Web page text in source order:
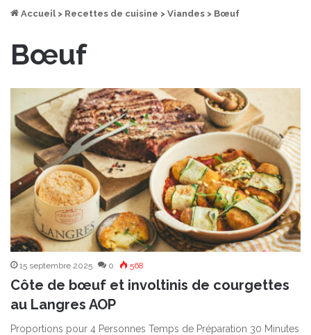
Accueil > Recettes de cuisine > Viandes > Bœuf
Bœuf
15 septembre 2025 0 568
Côte de bœuf et involtinis de courgettes
au Langres AOP
Proportions pour 4 Personnes Temps de Préparation 30 Minutes